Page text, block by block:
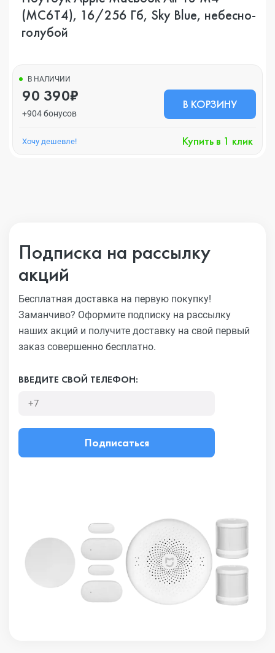
(MC6T4), 16/256 Гб, Sky Blue, небесно-
голубой
В НАЛИЧИИ
90 390₽
+904 бонусов
В КОРЗИНУ
Хочу дешевле! Купить в 1 клик
Подписка на рассылку
акций
Бесплатная доставка на первую покупку!
Заманчиво? Оформите подписку на рассылку
наших акций и получите доставку на свой первый
заказ совершенно бесплатно.
ВВЕДИТЕ СВОЙ ТЕЛЕФОН:
Подписаться